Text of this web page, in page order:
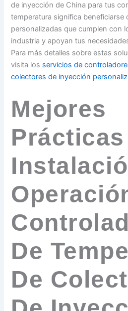
de inyección de China para tus
temperatura significa beneficiarse
personalizadas que cumplen con
industria y apoyan tus
Para más detalles sobre estas
visita los servicios de
colectores de inyección
Mejores
Prácticas
De
De